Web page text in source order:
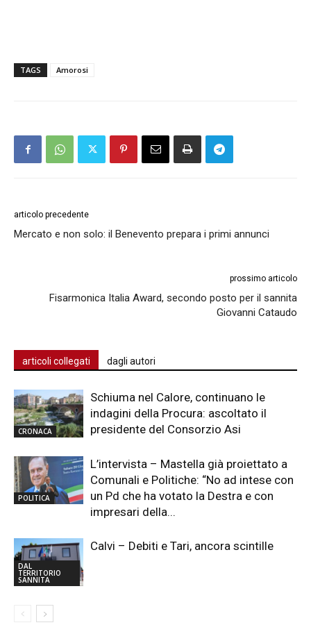
TAGS Amorosi
articolo precedente
Mercato e non solo: il Benevento prepara i primi annunci
prossimo articolo
Fisarmonica Italia Award, secondo posto per il sannita
Giovanni Cataudo
articoli collegati dagli autori
CRONACA
Schiuma nel Calore, continuano le
indagini della Procura: ascoltato il
presidente del Consorzio Asi
POLITICA
L’intervista – Mastella già proiettato a
Comunali e Politiche: “No ad intese con
un Pd che ha votato la Destra e con
impresari della...
DAL
TERRITORIO
SANNITA
Calvi – Debiti e Tari, ancora scintille